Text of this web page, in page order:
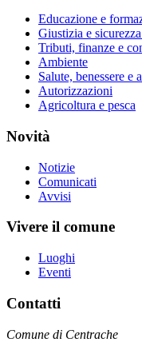
Educazione e
Giustizia e
Tributi, finanze e
Ambiente
Salute, benessere e
Autorizzazioni
Agricoltura e pesca
Novità
Notizie
Comunicati
Avvisi
Vivere il comune
Luoghi
Eventi
Contatti
Comune di Centrache